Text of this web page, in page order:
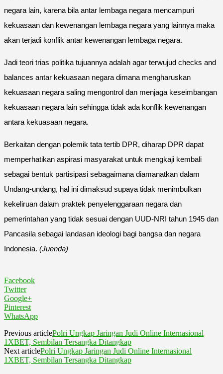
negara lain, karena bila antar lembaga negara mencampuri
kekuasaan dan kewenangan lembaga negara yang lainnya maka
akan terjadi konflik antar kewenangan lembaga negara.
Jadi teori trias politika tujuannya adalah agar terwujud checks and
balances antar kekuasaan negara dimana mengharuskan
kekuasaan negara saling mengontrol dan menjaga keseimbangan
kekuasaan negara lain sehingga tidak ada konflik kewenangan
antara kekuasaan negara.
Berkaitan dengan polemik tata tertib DPR, diharap DPR dapat
memperhatikan aspirasi masyarakat untuk mengkaji kembali
sebagai bentuk partisipasi sebagaimana diamanatkan dalam
Undang-undang, hal ini dimaksud supaya tidak menimbulkan
kekeliruan dalam praktek penyelenggaraan negara dan
pemerintahan yang tidak sesuai dengan UUD-NRI tahun 1945 dan
Pancasila sebagai landasan ideologi bagi bangsa dan negara
Indonesia. (Juenda)
Facebook
Twitter
Google+
Pinterest
WhatsApp
Previous articlePolri Ungkap Jaringan Judi Online Internasional
1XBET, Sembilan Tersangka Ditangkap
Next articlePolri Ungkap Jaringan Judi Online Internasional
1XBET, Sembilan Tersangka Ditangkap